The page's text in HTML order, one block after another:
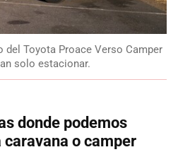
del Toyota Proace Verso Camper
solo estacionar.
donde podemos
o camper